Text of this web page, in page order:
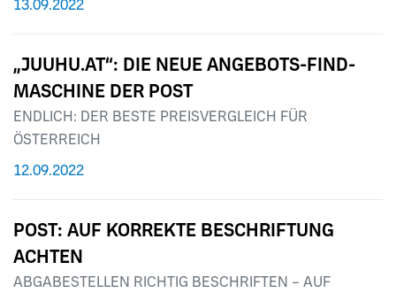
13.09.2022
„JUUHU.AT“: DIE NEUE ANGEBOTS-FIND-
MASCHINE DER POST
ENDLICH: DER BESTE PREISVERGLEICH FÜR
ÖSTERREICH
12.09.2022
POST: AUF KORREKTE BESCHRIFTUNG
ACHTEN
ABGABESTELLEN RICHTIG BESCHRIFTEN – AUF